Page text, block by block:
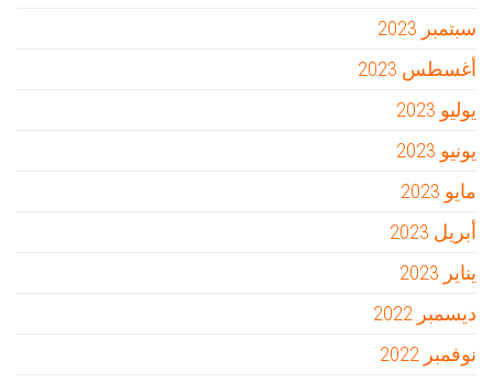
سبتمبر 2023
أغسطس 2023
يوليو 2023
يونيو 2023
مايو 2023
أبريل 2023
يناير 2023
ديسمبر 2022
نوفمبر 2022